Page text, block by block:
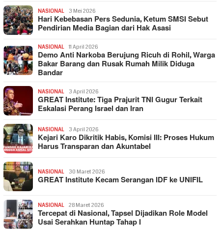
NASIONAL 3 Mei 2026
Hari Kebebasan Pers Sedunia, Ketum SMSI Sebut
Pendirian Media Bagian dari Hak Asasi
NASIONAL 11 April 2026
Demo Anti Narkoba Berujung Ricuh di Rohil, Warga
Bakar Barang dan Rusak Rumah Milik Diduga
Bandar
NASIONAL 3 April 2026
GREAT Institute: Tiga Prajurit TNI Gugur Terkait
Eskalasi Perang Israel dan Iran
NASIONAL 3 April 2026
Kejari Karo Dikritik Habis, Komisi III: Proses Hukum
Harus Transparan dan Akuntabel
NASIONAL 30 Maret 2026
GREAT Institute Kecam Serangan IDF ke UNIFIL
NASIONAL 28 Maret 2026
Tercepat di Nasional, Tapsel Dijadikan Role Model
Usai Serahkan Huntap Tahap I